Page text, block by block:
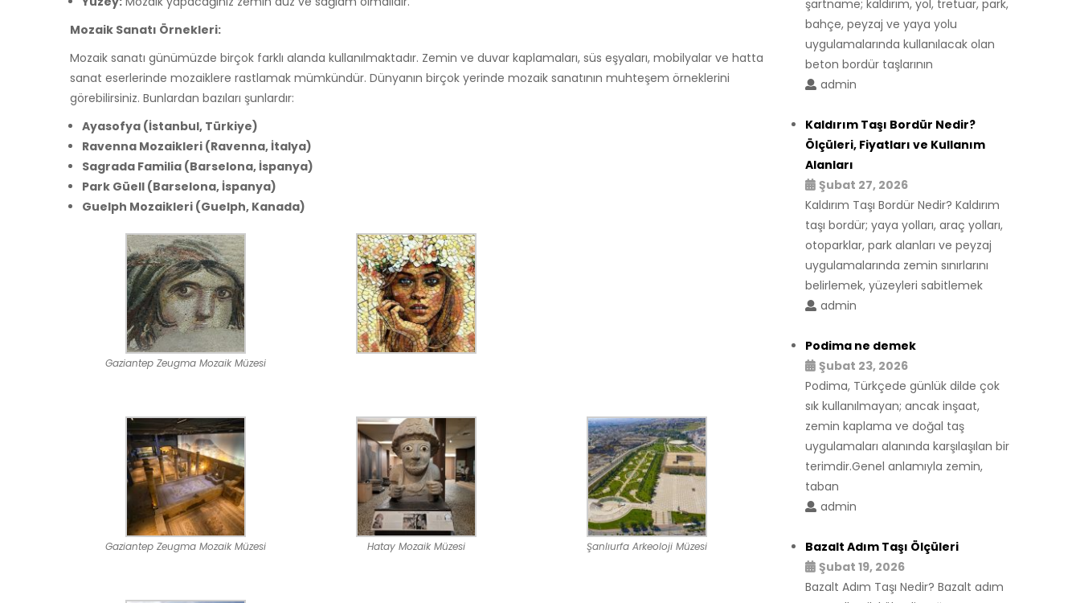
Mozaik Sanatı Örnekleri:
Mozaik sanatı günümüzde birçok farklı alanda kullanılmaktadır. Zemin ve duvar kaplamaları, süs eşyaları, mobilyalar ve hatta
sanat eserlerinde mozaiklere rastlamak mümkündür. Dünyanın birçok yerinde mozaik sanatının muhteşem örneklerini
görebilirsiniz. Bunlardan bazıları şunlardır:
Ayasofya (İstanbul, Türkiye)
Ravenna Mozaikleri (Ravenna, İtalya)
Sagrada Familia (Barselona, İspanya)
Park Güell (Barselona, İspanya)
Guelph Mozaikleri (Guelph, Kanada)
Gaziantep Zeugma Mozaik Müzesi
Gaziantep Zeugma Mozaik Müzesi Hatay Mozaik Müzesi Şanlıurfa Arkeoloji Müzesi
şartname; kaldırım, yol, tretuar, park,
bahçe, peyzaj ve yaya yolu
uygulamalarında kullanılacak olan
beton bordür taşlarının
admin
Kaldırım Taşı Bordür Nedir?
Ölçüleri, Fiyatları ve Kullanım
Alanları
Şubat 27, 2026
Kaldırım Taşı Bordür Nedir? Kaldırım
taşı bordür; yaya yolları, araç yolları,
otoparklar, park alanları ve peyzaj
uygulamalarında zemin sınırlarını
belirlemek, yüzeyleri sabitlemek
admin
Podima ne demek
Şubat 23, 2026
Podima, Türkçede günlük dilde çok
sık kullanılmayan; ancak inşaat,
zemin kaplama ve doğal taş
uygulamaları alanında karşılaşılan bir
terimdir.Genel anlamıyla zemin,
taban
admin
Bazalt Adım Taşı Ölçüleri
Şubat 19, 2026
Bazalt Adım Taşı Nedir? Bazalt adım